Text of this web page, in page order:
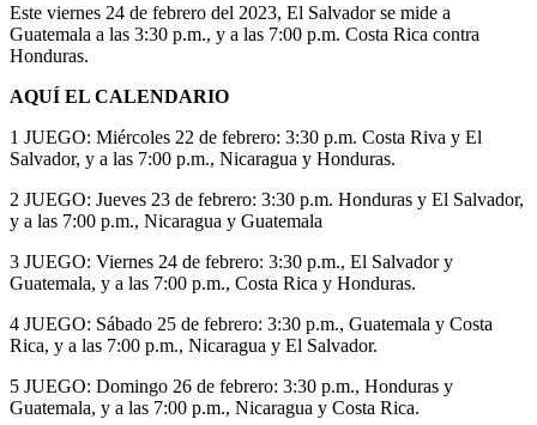
Este viernes 24 de febrero del 2023, El Salvador se mide a
Guatemala a las 3:30 p.m., y a las 7:00 p.m. Costa Rica contra
Honduras.
AQUÍ EL CALENDARIO
1 JUEGO: Miércoles 22 de febrero: 3:30 p.m. Costa Riva y El
Salvador, y a las 7:00 p.m., Nicaragua y Honduras.
2 JUEGO: Jueves 23 de febrero: 3:30 p.m. Honduras y El Salvador,
y a las 7:00 p.m., Nicaragua y Guatemala
3 JUEGO: Viernes 24 de febrero: 3:30 p.m., El Salvador y
Guatemala, y a las 7:00 p.m., Costa Rica y Honduras.
4 JUEGO: Sábado 25 de febrero: 3:30 p.m., Guatemala y Costa
Rica, y a las 7:00 p.m., Nicaragua y El Salvador.
5 JUEGO: Domingo 26 de febrero: 3:30 p.m., Honduras y
Guatemala, y a las 7:00 p.m., Nicaragua y Costa Rica.